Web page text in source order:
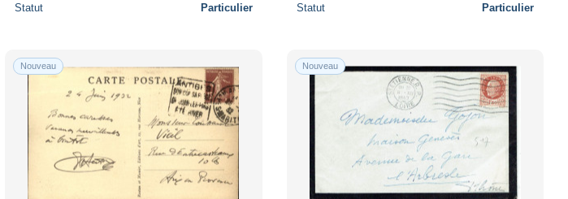
Statut Particulier Statut Particulier
Nouveau Nouveau